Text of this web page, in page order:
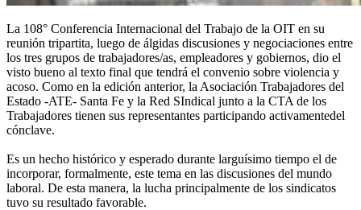
La 108° Conferencia Internacional del Trabajo de la OIT en su
reunión tripartita, luego de álgidas discusiones y negociaciones entre
los tres grupos de trabajadores/as, empleadores y gobiernos, dio el
visto bueno al texto final que tendrá el convenio sobre violencia y
acoso. Como en la edición anterior, la Asociación Trabajadores del
Estado -ATE- Santa Fe y la Red SIndical junto a la CTA de los
Trabajadores tienen sus representantes participando activamentedel
cónclave.
Es un hecho histórico y esperado durante larguísimo tiempo el de
incorporar, formalmente, este tema en las discusiones del mundo
laboral. De esta manera, la lucha principalmente de los sindicatos
tuvo su resultado favorable.